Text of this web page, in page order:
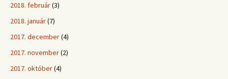
2018. február(3)
2018. január(7)
2017. december(4)
2017. november(2)
2017. október(4)